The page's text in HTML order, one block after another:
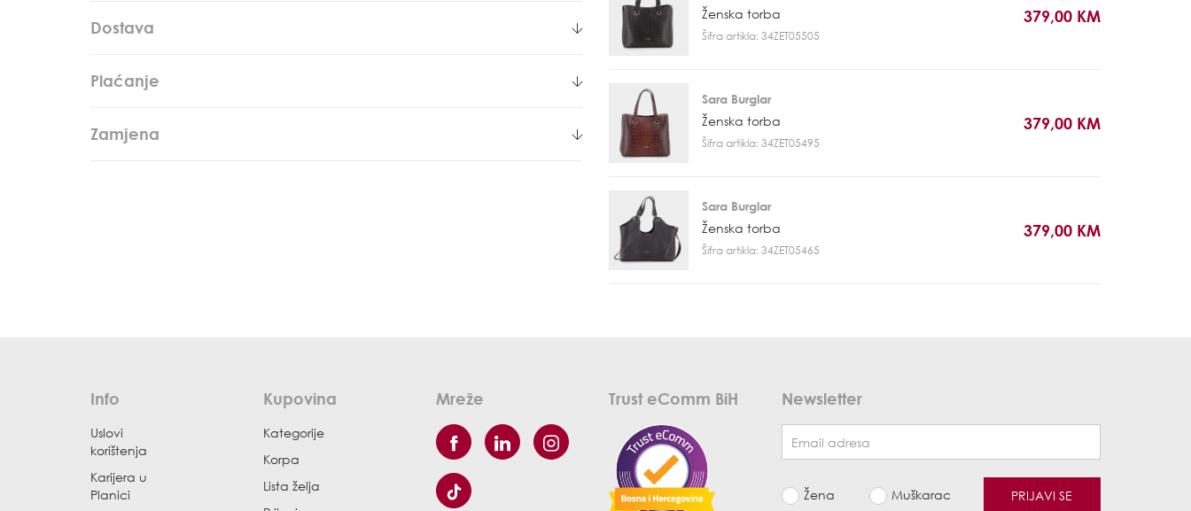
Dostava
Plaćanje
Zamjena
Ženska torba
Šifra artikla: 34ZET05505
379,00 KM
Sara Burglar
Ženska torba
Šifra artikla: 34ZET05495
379,00 KM
Sara Burglar
Ženska torba
Šifra artikla: 34ZET05465
379,00 KM
Info
Uslovi
korištenja
Karijera u
Planici
Kupovina
Kategorije
Korpa
Lista želja
Mreže Trust eComm BiH Newsletter
Žena Muškarac PRIJAVI SE